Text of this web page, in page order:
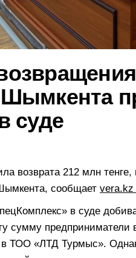
суде
возврата 212 млн
сообщает vera.kz
в суде
сумму предприниматели
в ТОО «ЛТД Турмыс».